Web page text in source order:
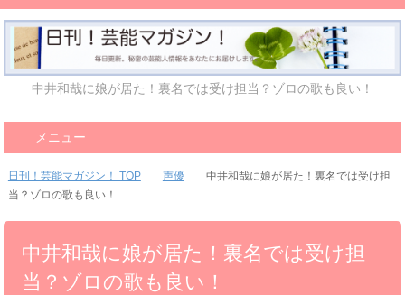
中井和哉に娘が居た！裏名では受け担当？ゾロの歌も良い！
メニュー
日刊！芸能マガジン！ TOP 声優
中井和哉に娘が居た！裏名では受け担
当？ゾロの歌も良い！
中井和哉に娘が居た！裏名では受け担
当？ゾロの歌も良い！